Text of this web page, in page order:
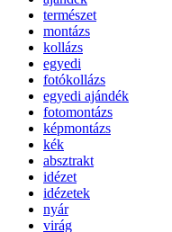
természet
montázs
kollázs
egyedi
fotókollázs
egyedi ajándék
fotomontázs
képmontázs
kék
absztrakt
idézet
idézetek
nyár
virág